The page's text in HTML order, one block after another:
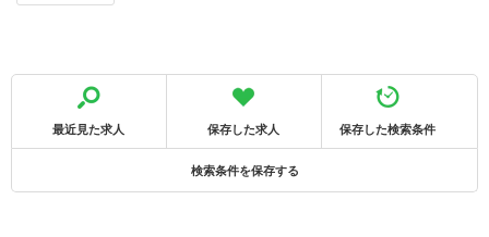
最近見た求人 保存した求人 保存した検索条件
検索条件を保存する